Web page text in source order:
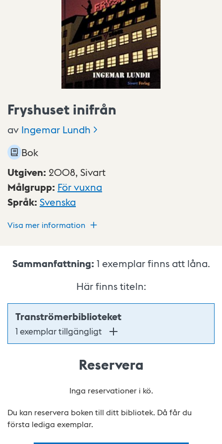
Fryshuset inifrån
av Ingemar Lundh
Bok
Utgiven: 2008, Sivart
Målgrupp: För vuxna
Språk: Svenska
Visa mer information
Sammanfattning: 1 exemplar finns att låna.
Här finns titeln:
Tranströmerbiblioteket
1 exemplar tillgängligt
Reservera
Inga reservationer i kö.
Du kan reservera boken till ditt bibliotek. Då får du
första lediga exemplar.